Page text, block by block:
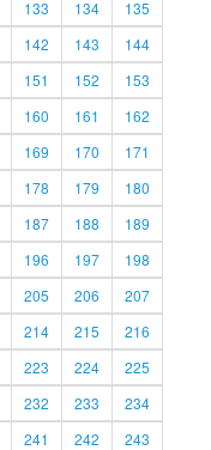
133 134
135
142 143
144
151 152
153
160 161
162
169 170
171
178 179
180
187 188
189
196 197
198
205 206
207
214 215
216
223 224
225
232 233
234
241 242
243